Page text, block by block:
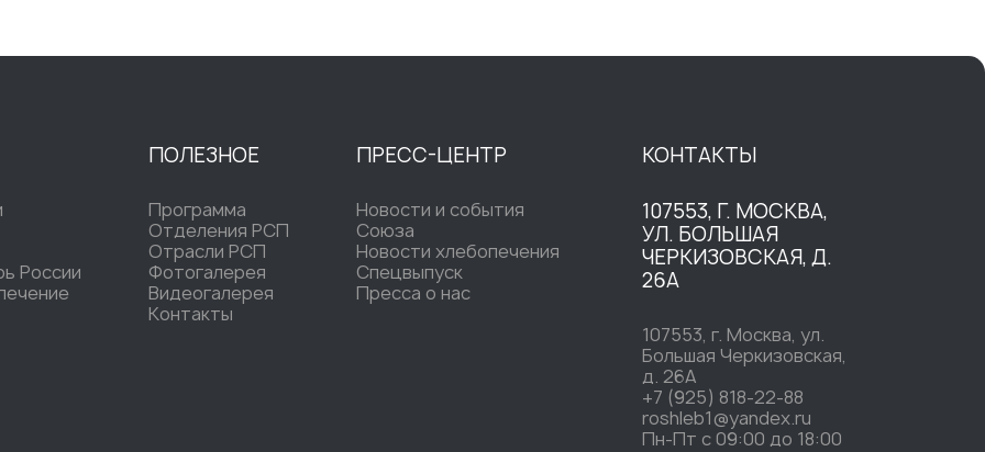
России
ПОЛЕЗНОЕ
Программа
Отделения РСП
Отрасли РСП
Фотогалерея
Видеогалерея
Контакты
ПРЕСС-ЦЕНТР
Новости и события
Союза
Новости хлебопечения
Спецвыпуск
Пресса о нас
КОНТАКТЫ
107553, Г. МОСКВА,
УЛ. БОЛЬШАЯ
ЧЕРКИЗОВСКАЯ, Д.
26А
107553, г. Москва, ул.
Большая Черкизовская,
д. 26А
+7 (925) 818-22-88
roshleb1@yandex.ru
Пн-Пт c 09:00 до 18:00